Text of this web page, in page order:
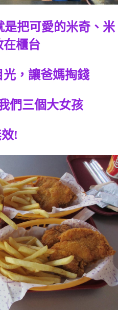
把可愛的米奇、米
在櫃台
，讓爸媽掏錢
們三個大女孩
!